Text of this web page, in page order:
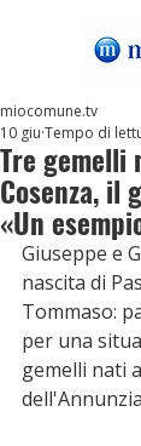
Tre gemelli
Cosenza, il
«Un
miocomune.tv
10 giu Tempo di
Giuseppe e
nascita di
Tommaso:
per una
gemelli nati